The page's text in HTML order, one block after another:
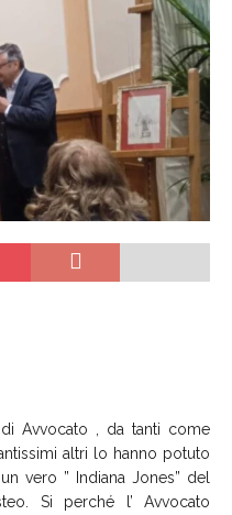
Avvocato , da tanti come
altri lo hanno potuto
vero ” Indiana Jones” del
Si perché l’ Avvocato